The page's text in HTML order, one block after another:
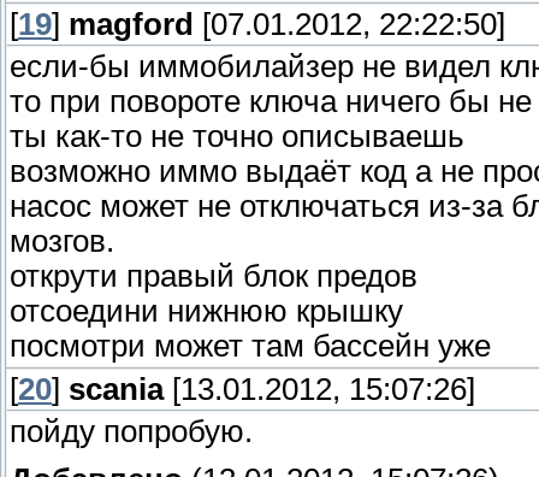
[19] magford [07.01.2012, 22:22:50]
если-бы иммобилайзер не видел
то при повороте ключа ничего бы
ты как-то не точно описываешь
возможно иммо выдаёт код а не
насос может не отключаться из-за
мозгов.
открути правый блок предов
отсоедини нижнюю крышку
посмотри может там бассейн уже
[20] scania[13.01.2012, 15:07:26]
пойду попробую.